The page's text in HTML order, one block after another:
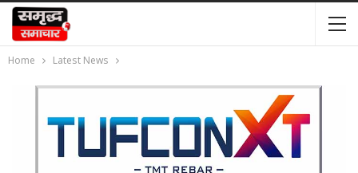
Home Latest News